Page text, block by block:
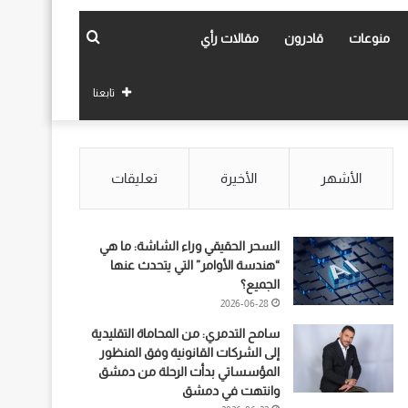
منوعات قادرون مقالات رأي بحث
تابعنا
الأشهر الأخيرة تعليقات
السحر الحقيقي وراء الشاشة: ما هي
“هندسة الأوامر” التي يتحدث عنها
الجميع؟
2026-06-28
سامح التدمري: من المحاماة التقليدية
إلى الشركات القانونية وفق المنظور
المؤسساتي بدأت الرحلة من دمشق
وانتهت في دمشق